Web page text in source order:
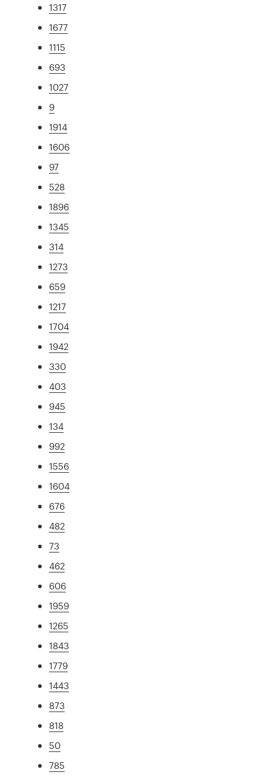
1317
1677
1115
693
1027
9
1914
1606
97
528
1896
1345
314
1273
659
1217
1704
1942
330
403
945
134
992
1556
1604
676
482
73
462
606
1959
1265
1843
1779
1443
873
818
50
785